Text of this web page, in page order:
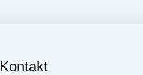
Kontakt